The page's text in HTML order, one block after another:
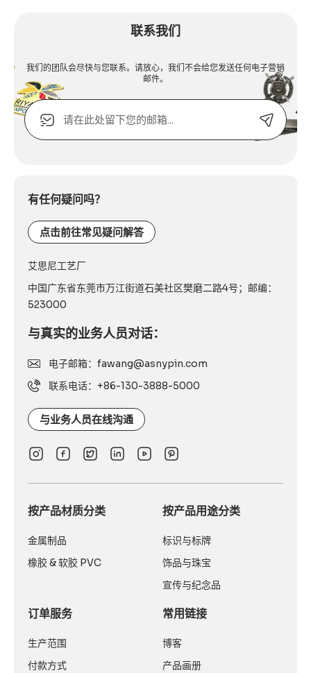
联系我们
我们的团队会尽快与您联系。请放心，我们不会给您发送任何电子营销
邮件。
电
子
邮
电
有任何疑问吗？
点击前往常见疑问解答
艾思尼工艺厂
中国广东省东莞市万江街道石美社区樊磨二路4号；邮编：
523000
与真实的业务人员对话：
电子邮箱：fawang@asnypin.com
联系电话：+86-130-3888-5000
与业务人员在线沟通
按产品材质分类
金属制品
橡胶 & 软胶 PVC
订单服务
生产范围
付款方式
按产品用途分类
标识与标牌
饰品与珠宝
宣传与纪念品
常用链接
博客
产品画册